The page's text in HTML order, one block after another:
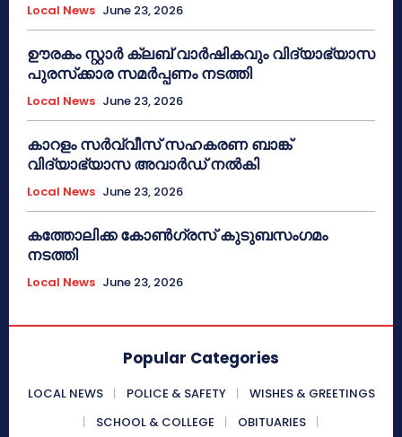
Local News June 23, 2026
ഊരകം സ്റ്റാർ ക്ലബ് വാർഷികവും വിദ്യാഭ്യാസ
പുരസ്‌ക്കാര സമർപ്പണം നടത്തി
Local News June 23, 2026
കാറളം സർവ്വീസ് സഹകരണ ബാങ്ക്
വിദ്യാഭ്യാസ അവാർഡ് നൽകി
Local News June 23, 2026
കത്തോലിക്ക കോൺഗ്രസ് കുടുബസംഗമം
നടത്തി
Local News June 23, 2026
Popular Categories
LOCAL NEWS POLICE & SAFETY
WISHES & GREETINGS
SCHOOL & COLLEGE
OBITUARIES